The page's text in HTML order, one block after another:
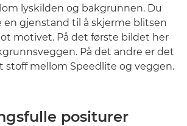
lyskilden og bakgrunnen. Du
en gjenstand til å skjerme blitsen
motivet. På det første bildet her
På det andre er det
stoff mellom Speedlite og veggen.
positurer